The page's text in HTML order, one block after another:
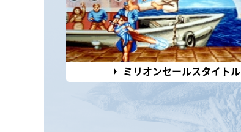
ミリオンセールスタイトル